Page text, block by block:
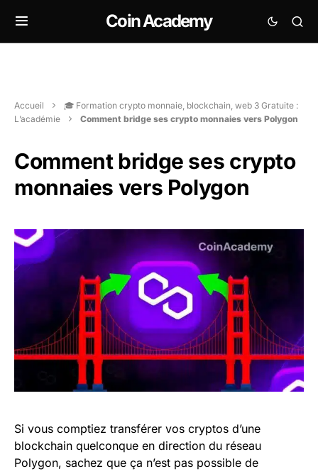
Coin Academy
Accueil
🎓 Formation crypto monnaie, blockchain, web 3 Gratuite :
L’académie
Comment bridge ses crypto monnaies vers Polygon
Comment bridge ses crypto
monnaies vers Polygon
Si vous comptiez transférer vos cryptos d’une
blockchain quelconque en direction du réseau
Polygon, sachez que ça n’est pas possible de